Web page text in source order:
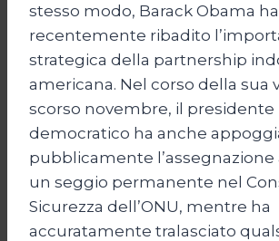
stesso modo, Barack Obama ha
recentemente ribadito
strategica della partnership
americana. Nel corso della sua
scorso novembre, il presidente
democratico ha anche
pubblicamente l’assegnazione
un seggio permanente nel
Sicurezza dell’ONU, mentre ha
accuratamente tralasciato